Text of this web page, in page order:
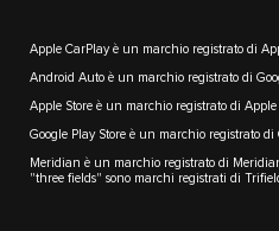
Apple CarPlay è un marchio registrato di
Android Auto è un marchio registrato di
Apple Store è un marchio registrato di Apple
Google Play Store è un marchio registrato di
Meridian è un marchio registrato di
"three fields" sono marchi registrati di